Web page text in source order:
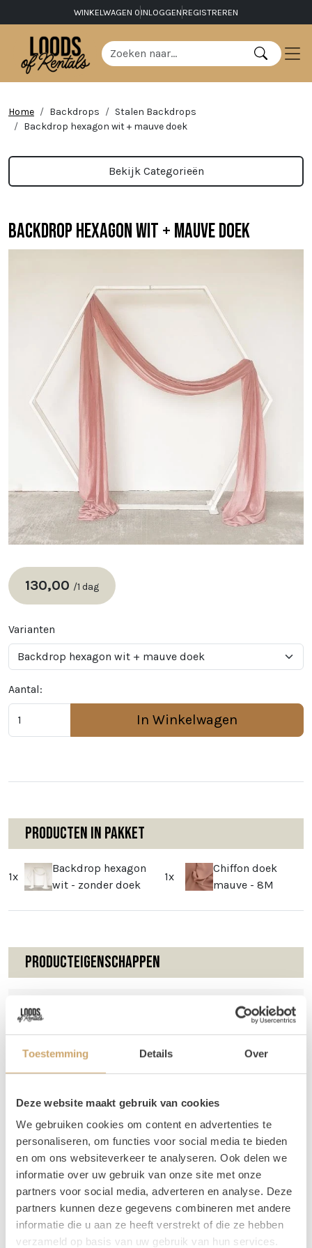
Toestemming Details Over
Deze website maakt gebruik van cookies
We gebruiken cookies om content en advertenties te
personaliseren, om functies voor social media te bieden
en om ons websiteverkeer te analyseren. Ook delen we
informatie over uw gebruik van onze site met onze
partners voor social media, adverteren en analyse. Deze
partners kunnen deze gegevens combineren met andere
informatie die u aan ze heeft verstrekt of die ze hebben
verzameld op basis van uw gebruik van hun services.
WINKELWAGEN 0 INLOGGEN REGISTREREN
Home Backdrops
Stalen Backdrops
Backdrop hexagon wit + mauve doek
Bekijk Categorieën
Backdrop hexagon wit + mauve doek
130,00 /1 dag
Varianten
Aantal:
In Winkelwagen
Producten in pakket
1x
Backdrop hexagon
wit - zonder doek
1x
Chiffon doek
mauve - 8M
Producteigenschappen
Hoogte
Omschrijving
Deze geometrische backdrop is wit en van metaal. Hij
past perfect in een industrieel plaatje, maar met pluimen
en een groot bloemstuk ook perfect bij een event met
boho vibes!
Tip! Decoreer de backdrop met een mooi bloemstuk, of